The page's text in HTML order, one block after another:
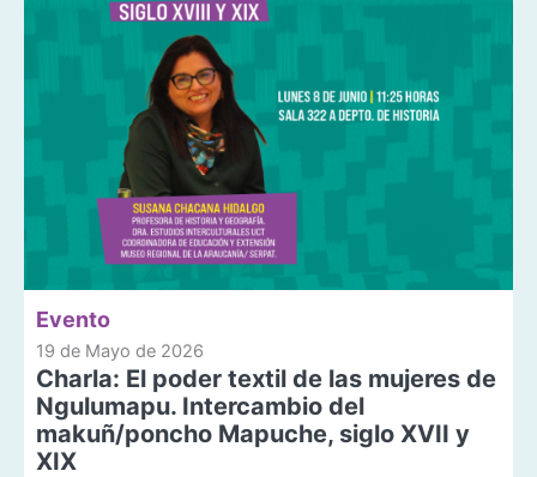
Evento
19 de Mayo de 2026
Charla: El poder textil de las mujeres de
Ngulumapu. Intercambio del
makuñ/poncho Mapuche, siglo XVII y
XIX